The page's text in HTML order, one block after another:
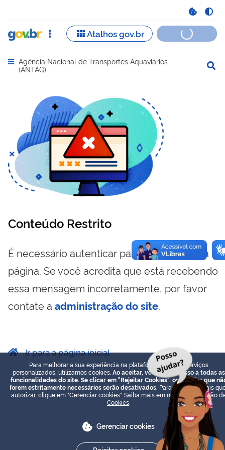
Abrir menu principal de navegação
Agência Nacional de Transportes Aquaviários
(ANTAQ)
Conteúdo Restrito
É necessário autenticar para visualizar essa
página. Se você acredita que está recebendo
essa mensagem incorretamente, por favor
contate a administração do site.
Ir para a página inicial
Para melhorar a sua experiência na plataforma e prover serviços
personalizados, utilizamos cookies. Ao aceitar, você terá acesso a todas as
funcionalidades do site. Se clicar em "Rejeitar Cookies", os cookies que
forem estritamente necessários serão desativados. Para escolher quais
autorizar, clique em "Gerenciar cookies". Saiba mais em nossa
Declaração
Cookies
Gerenciar cookies